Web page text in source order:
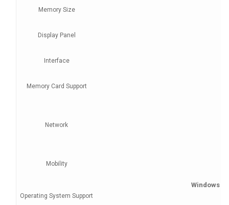
Memory Size
Display Panel
Interface
Memory Card Support
Network
Mobility
Operating System Support
Windows :